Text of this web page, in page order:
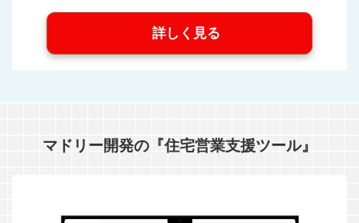
詳しく見る
マドリー開発の『住宅営業支援ツール』